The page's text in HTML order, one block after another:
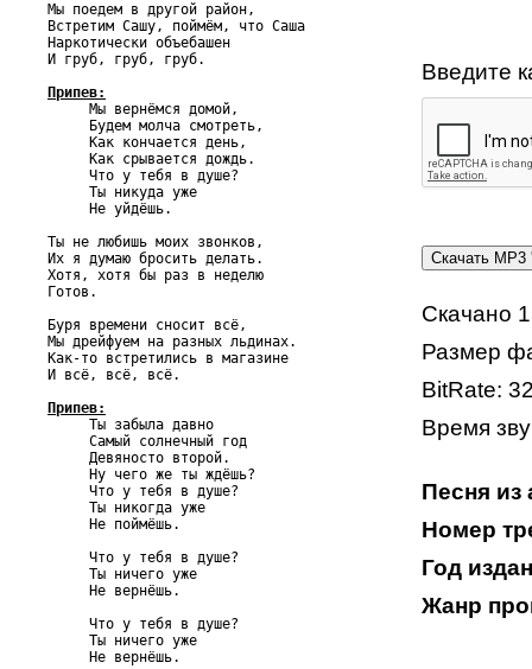
Мы поедем в другой район,
Встретим Сашу, поймём, что Саша
Наркотически объебашен
И груб, груб, груб.
Припев:
Мы вернёмся домой,
     Будем молча смотреть,
     Как кончается день,
     Как срывается дождь.
     Что у тебя в душе?
     Ты никуда уже
     Не уйдёшь.
Ты не любишь моих звонков,
Их я думаю бросить делать.
Хотя, хотя бы раз в неделю
Готов.
Буря времени сносит всё,
Мы дрейфуем на разных льдинах.
Как-то встретились в магазине
И всё, всё, всё.
Припев:
Ты забыла давно
     Самый солнечный год
     Девяносто второй.
     Ну чего же ты ждёшь?
     Что у тебя в душе?
     Ты никогда уже
     Не поймёшь.
     Что у тебя в душе?
     Ты ничего уже
     Не вернёшь.
     Что у тебя в душе?
     Ты ничего уже
     Не вернёшь.
Введите
Скачано
Размер
BitRate:
Время
Песня из
Номер
Год
Жанр